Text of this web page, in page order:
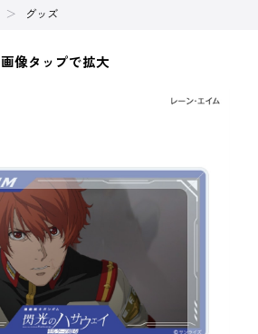
グッズ
画像タップで拡大